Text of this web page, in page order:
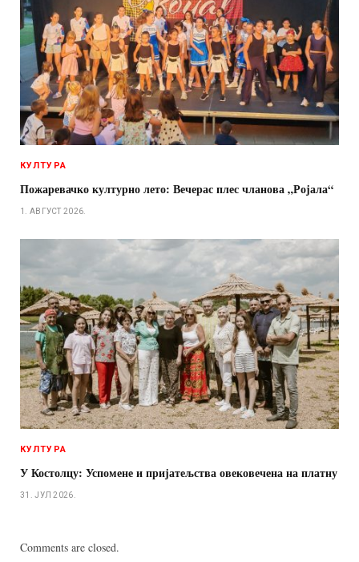
КУЛТУРА
Пожаревачко културно лето: Вечерас плес чланова „Ројала“
1. АВГУСТ 2026.
КУЛТУРА
У Костолцу: Успомене и пријатељства овековечена на платну
31. ЈУЛ 2026.
Comments are closed.